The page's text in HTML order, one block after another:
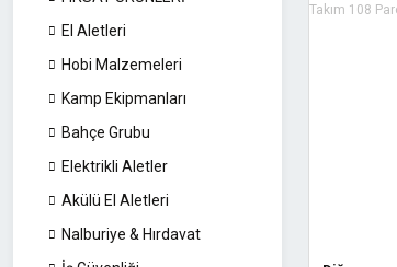
El Aletleri
Hobi Malzemeleri
Kamp Ekipmanları
Bahçe Grubu
Elektrikli Aletler
Akülü El Aletleri
Nalburiye & Hırdavat